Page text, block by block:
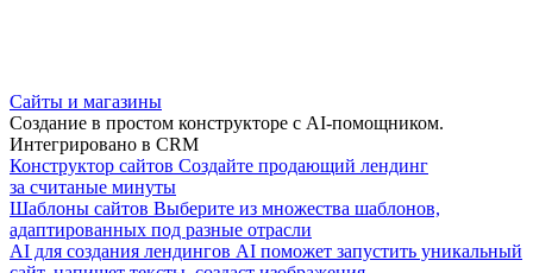
Сайты и магазины
Создание в простом конструкторе с AI-помощником.
Интегрировано в CRM
Конструктор сайтов Создайте продающий лендинг
за считаные минуты
Шаблоны сайтов Выберите из множества шаблонов,
адаптированных под разные отрасли
AI для создания лендингов AI поможет запустить уникальный